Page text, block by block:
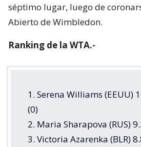
séptimo lugar, luego de
Abierto de Wimbledon.
Ranking de la WTA.-
1. Serena Williams (EEUU)
(0)
2. Maria Sharapova (RUS)
3. Victoria Azarenka (BLR)